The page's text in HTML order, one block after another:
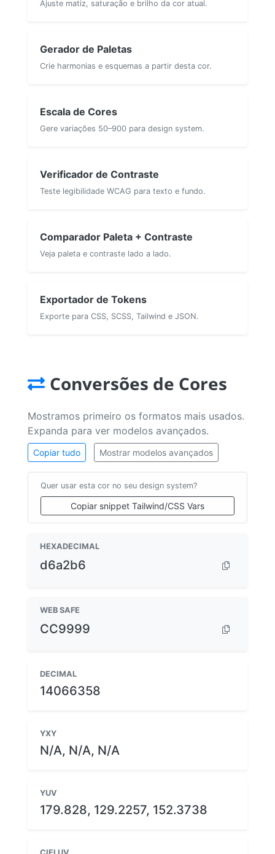
Ajuste matiz, saturação e brilho da cor atual.
Gerador de Paletas
Crie harmonias e esquemas a partir desta cor.
Escala de Cores
Gere variações 50–900 para design system.
Verificador de Contraste
Teste legibilidade WCAG para texto e fundo.
Comparador Paleta + Contraste
Veja paleta e contraste lado a lado.
Exportador de Tokens
Exporte para CSS, SCSS, Tailwind e JSON.
Conversões de Cores
Mostramos primeiro os formatos mais usados.
Expanda para ver modelos avançados.
Copiar tudo Mostrar modelos avançados
Quer usar esta cor no seu design system?
Copiar snippet Tailwind/CSS Vars
HEXADECIMAL
d6a2b6
WEB SAFE
CC9999
DECIMAL
14066358
YXY
N/A, N/A, N/A
YUV
179.828, 129.2257, 152.3738
CIELUV